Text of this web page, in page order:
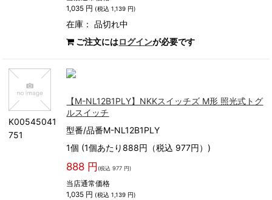
1,035 円 (税込 1,139 円)
在庫：品切れ中
ご注文にはログインが必要です
K00545041
751
【M-NL12B1PLY】NKKスイッチズ M形 照光式トグ
ルスイッチ
型番/品番M-NL12B1PLY
1個 (1個あたり888円（税込 977円）)
888 円 (税込 977 円)
当店通常価格
1,035 円 (税込 1,139 円)